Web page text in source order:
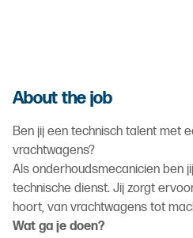
About the job
Ben jij een technisch talent met
vrachtwagens?
Als onderhoudsmecanicien ben
technische dienst. Jij zorgt
hoort, van vrachtwagens tot
Wat ga je doen?